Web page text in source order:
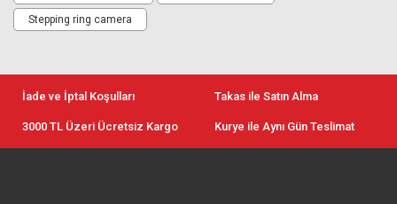
Stepping ring camera
İade ve İptal Koşulları Takas ile Satın Alma
3000 TL Üzeri Ücretsiz Kargo Kurye ile Aynı Gün Teslimat